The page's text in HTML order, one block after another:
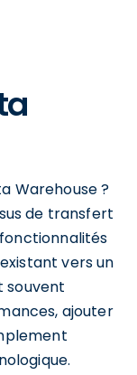
Warehouse ?
de transfert
vers un
souvent
ajouter